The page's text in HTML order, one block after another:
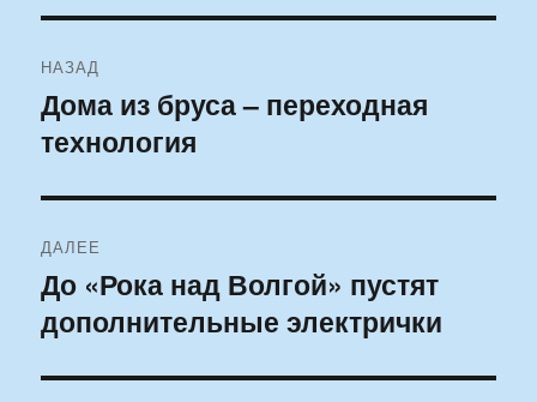
по
записям
НАЗАД
Предыдущая
запись:
Дома из бруса – переходная
технология
ДАЛЕЕ
Следующая
запись:
До «Рока над Волгой» пустят
дополнительные электрички